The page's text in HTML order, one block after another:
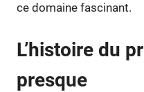
ce domaine fascinant.
L’histoire du
presque